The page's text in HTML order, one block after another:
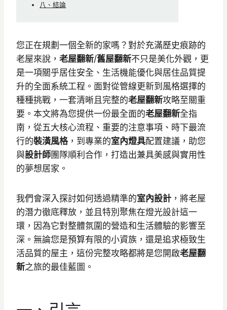
八、結論
您正在規劃一個全新的家嗎？對於充滿歷史痕跡的
老屋來說， 老屋翻新/舊屋翻新不只是美化外觀，更
是一項關乎居住安全、生活機能優化與居住品質提
升的全面系統工程。面對從管線更新到風格選擇的
種種挑戰，一套清晰且完整的老屋翻新攻略至關重
要。本文將為您提供一份最全面的老屋翻新全指
南，從五大核心流程、重要的注意事項、時下最流
行的裝潢風格，到專業的室內燈具配置建議，助您
與設計師團隊順利合作，打造出兼具美感與實用性
的夢想居家。
我們會深入探討如何透過精準的室內設計 ，將老屋
的潛力徹底釋放，並且特別聚焦在燈光設計這一
環，因為它對整體氛圍的營造和生活體驗的影響至
深。無論您是預算有限的小資族，還是追求極致生
活品質的屋主，這份完整攻略都將是您開啟老屋翻
新之旅的最佳藍圖。